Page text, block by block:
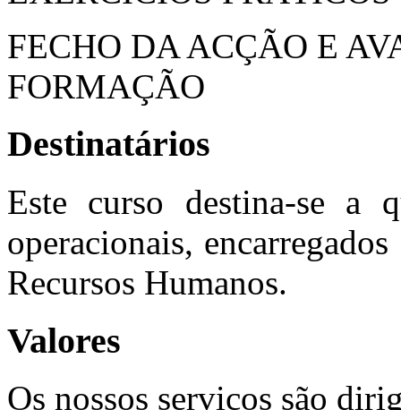
FECHO DA ACÇÃO E
FORMAÇÃO
Destinatários
Este curso destina-se a
operacionais,
Recursos Humanos.
Valores
Os nossos serviços são